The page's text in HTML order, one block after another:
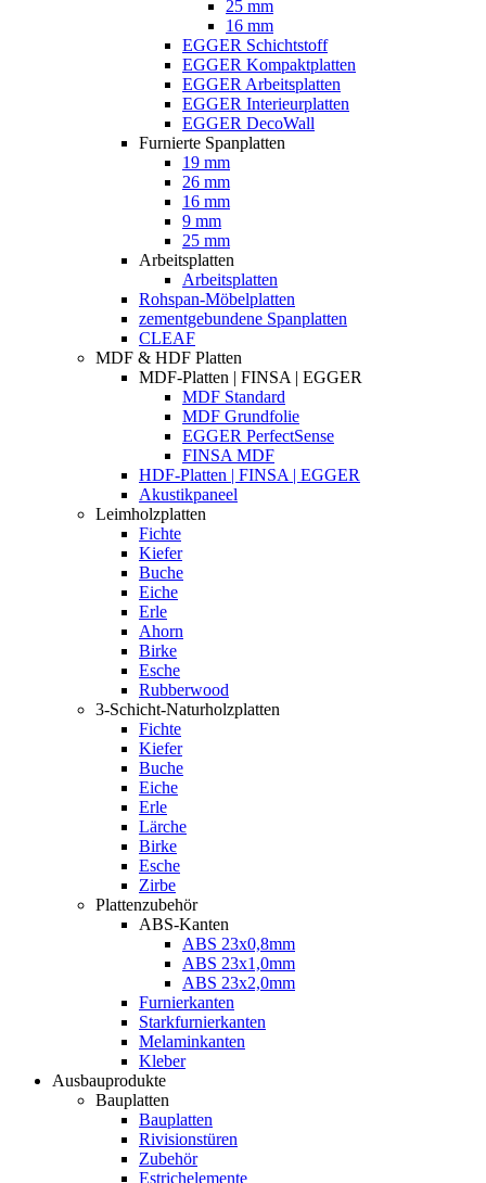
25 mm
16 mm
EGGER Schichtstoff
EGGER Kompaktplatten
EGGER Arbeitsplatten
EGGER Interieurplatten
EGGER DecoWall
Furnierte Spanplatten
19 mm
26 mm
16 mm
9 mm
25 mm
Arbeitsplatten
Arbeitsplatten
Rohspan-Möbelplatten
zementgebundene Spanplatten
CLEAF
MDF & HDF Platten
MDF-Platten | FINSA | EGGER
MDF Standard
MDF Grundfolie
EGGER PerfectSense
FINSA MDF
HDF-Platten | FINSA | EGGER
Akustikpaneel
Leimholzplatten
Fichte
Kiefer
Buche
Eiche
Erle
Ahorn
Birke
Esche
Rubberwood
3-Schicht-Naturholzplatten
Fichte
Kiefer
Buche
Eiche
Erle
Lärche
Birke
Esche
Zirbe
Plattenzubehör
ABS-Kanten
ABS 23x0,8mm
ABS 23x1,0mm
ABS 23x2,0mm
Furnierkanten
Starkfurnierkanten
Melaminkanten
Kleber
Ausbauprodukte
Bauplatten
Bauplatten
Rivisionstüren
Zubehör
Estrichelemente